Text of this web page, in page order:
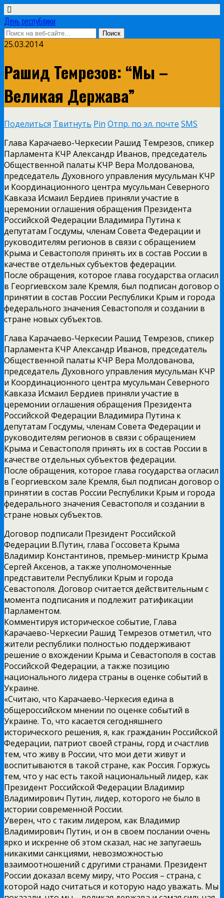
День республики
25.03.2014
Рашид Темрезов: “Мы –
Великая Держава”
Поделиться Твитнуть Pin Отпр. по эл. почте SMS
Глава Карачаево-Черкесии Рашид Темрезов, спикер
Парламента КЧР Александр Иванов, председатель
Общественной палаты КЧР Вера Молдованова,
председатель Духовного управления мусульман КЧР
и Координационного центра мусульман Северного
Кавказа Исмаил Бердиев приняли участие в
церемонии оглашения обращения Президента
Российской Федерации Владимира Путина к
депутатам Госдумы, членам Совета Федерации и
руководителям регионов в связи с обращением
Крыма и Севастополя принять их в состав России в
качестве отдельных субъектов федерации.
После обращения, которое глава государства огласил
в Георгиевском зале Кремля, был подписан договор о
принятии в состав России Республики Крым и города
федерального значения Севастополя и создании в
стране новых субъектов.
Глава Карачаево-Черкесии Рашид Темрезов, спикер
Парламента КЧР Александр Иванов, председатель
Общественной палаты КЧР Вера Молдованова,
председатель Духовного управления мусульман КЧР
и Координационного центра мусульман Северного
Кавказа Исмаил Бердиев приняли участие в
церемонии оглашения обращения Президента
Российской Федерации Владимира Путина к
депутатам Госдумы, членам Совета Федерации и
руководителям регионов в связи с обращением
Крыма и Севастополя принять их в состав России в
качестве отдельных субъектов федерации.
После обращения, которое глава государства огласил
в Георгиевском зале Кремля, был подписан договор о
принятии в состав России Республики Крым и города
федерального значения Севастополя и создании в
стране новых субъектов.
Договор подписали Президент Российской
Федерации В.Путин, глава Госсовета Крыма
Владимир Константинов, премьер-министр Крыма
Сергей Аксенов, а также уполномоченные
представители Республики Крым и города
Севастополя. Договор считается действительным с
момента подписания и подлежит ратификации
Парламентом.
Комментируя историческое событие, Глава
Карачаево-Черкесии Рашид Темрезов отметил, что
жители республики полностью поддерживают
решение о вхождении Крыма и Севастополя в состав
Российской Федерации, а также позицию
национального лидера страны в оценке событий в
Украине.
«Считаю, что Карачаево-Черкесия едина в
общероссийском мнении по оценке событий в
Украине. То, что касается сегодняшнего
исторического решения, я, как гражданин Российской
Федерации, патриот своей страны, горд и счастлив
тем, что живу в России, что мои дети живут и
воспитываются в такой стране, как Россия. Горжусь
тем, что у нас есть такой национальный лидер, как
Президент Российской Федерации Владимир
Владимирович Путин, лидер, которого не было в
истории современной России.
Уверен, что с таким лидером, как Владимир
Владимирович Путин, и он в своем послании очень
ярко и искренне об этом сказал, нас не запугаешь
никакими санкциями, невозможностью
взаимоотношений с другими странами. Президент
России доказал всему миру, что Россия – страна, с
которой надо считаться и которую надо уважать. Мы